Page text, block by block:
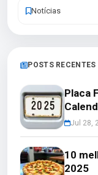
Notícias
POSTS RECENTES
Placa
Jul 28,
10
2025